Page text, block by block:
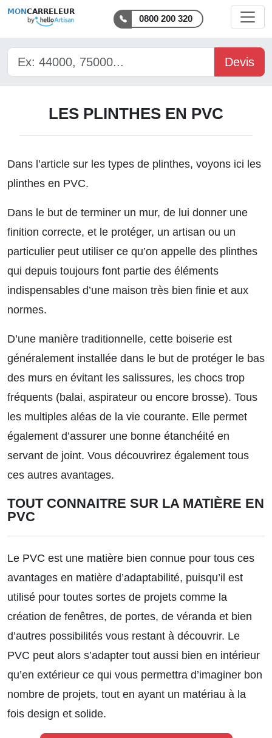
MON CARRELEUR
0800 200 320
Devis
LES PLINTHES EN PVC
Dans l’article sur les types de plinthes, voyons ici les
plinthes en PVC.
Dans le but de terminer un mur, de lui donner une
finition correcte, et le protéger, un artisan ou un
particulier peut utiliser ce qu’on appelle des plinthes
qui depuis toujours font partie des éléments
indispensables d’une maison très bien finie et aux
normes.
D’une manière traditionnelle, cette boiserie est
généralement installée dans le but de protéger le bas
des murs en évitant les salissures, les chocs trop
fréquents (balai, aspirateur ou encore brosse). Tous
les multiples aléas de la vie courante. Elle permet
également d’assurer une bonne étanchéité en
servant de joint. Vous découvrirez également tous
ces autres avantages.
TOUT CONNAITRE SUR LA MATIÈRE EN
PVC
Le PVC est une matière bien connue pour tous ces
avantages en matière d’adaptabilité, puisqu’il est
utilisé pour toutes sortes de projets comme la
création de fenêtres, de portes, de véranda et bien
d’autres possibilités vous restant à découvrir. Le
PVC peut alors s’adapter tout aussi bien en intérieur
qu’en extérieur ce qui vous permettra d’imaginer bon
nombre de projets, tout en ayant un matériau à la
fois design et solide.